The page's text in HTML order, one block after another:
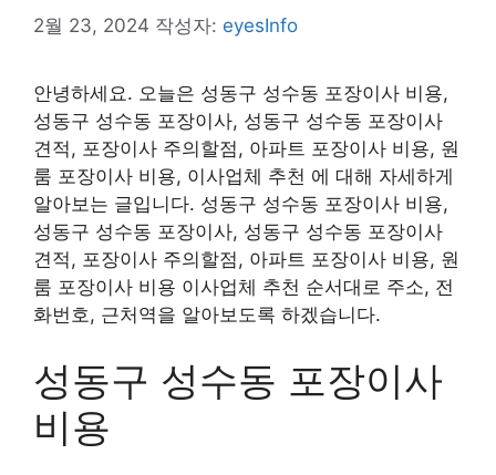
2월 23, 2024 작성자: eyesInfo
안녕하세요. 오늘은 성동구 성수동 포장이사 비용,
성동구 성수동 포장이사, 성동구 성수동 포장이사
견적, 포장이사 주의할점, 아파트 포장이사 비용, 원
룸 포장이사 비용, 이사업체 추천 에 대해 자세하게
알아보는 글입니다. 성동구 성수동 포장이사 비용,
성동구 성수동 포장이사, 성동구 성수동 포장이사
견적, 포장이사 주의할점, 아파트 포장이사 비용, 원
룸 포장이사 비용 이사업체 추천 순서대로 주소, 전
화번호, 근처역을 알아보도록 하겠습니다.
성동구 성수동 포장이사
비용